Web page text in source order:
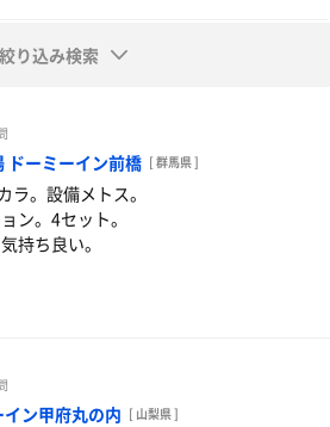
絞り込み検索
ドーミーイン前橋 [ 群馬県 ]
ラ。設備メトス。
ン。4セット。
持ち良い。
ン甲府丸の内 [ 山梨県 ]